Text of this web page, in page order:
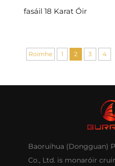
fasáil 18 Karat Óir
Roimhe 1 2 3 4
Baoruihua (Dongguan)
Co., Ltd. is monaróir